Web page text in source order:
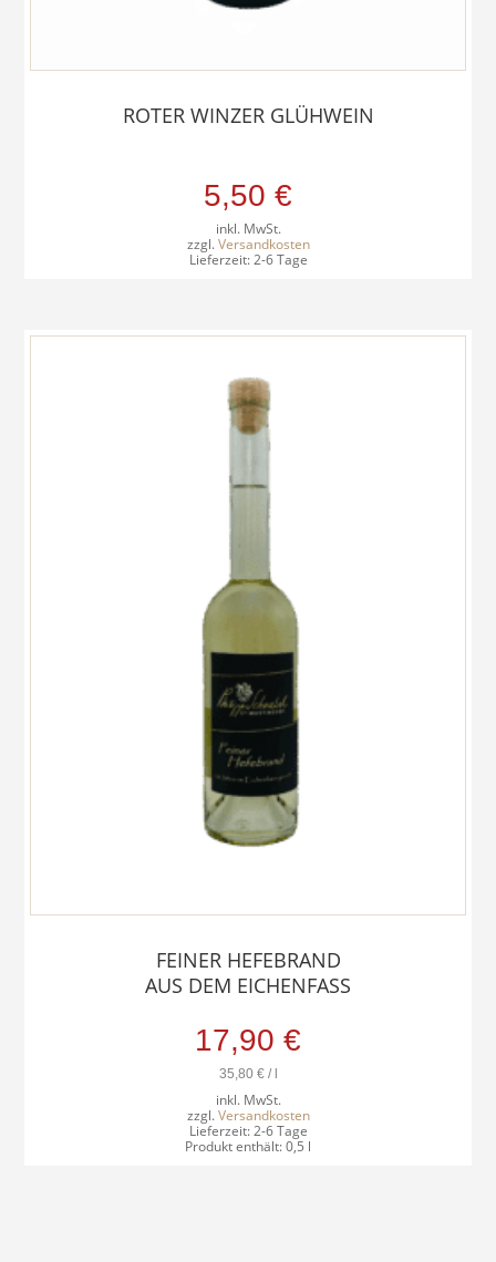
ROTER WINZER GLÜHWEIN
5,50 €
inkl. MwSt.
zzgl.Versandkosten
Lieferzeit:2-6 Tage
FEINER HEFEBRAND
AUS DEM EICHENFASS
17,90 €
35,80 €/l
inkl. MwSt.
zzgl.Versandkosten
Lieferzeit:2-6 Tage
Produkt enthält: 0,5 l